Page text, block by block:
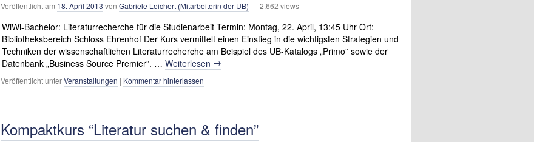
Veröffentlicht am 18. April 2013 von Gabriele Leichert (Mitarbeiterin der UB) —2.662 views
WiWi-Bachelor: Literaturrecherche für die Studienarbeit Termin: Montag, 22. April, 13:45 Uhr Ort:
Bibliotheksbereich Schloss Ehrenhof Der Kurs vermittelt einen Einstieg in die wichtigsten Strategien und
Techniken der wissenschaftlichen Literaturrecherche am Beispiel des UB-Katalogs „Primo” sowie der
Datenbank „Business Source Premier”. …Weiterlesen →
Veröffentlicht unterVeranstaltungen | Kommentar hinterlassen
Kompaktkurs “Literatur suchen & finden”